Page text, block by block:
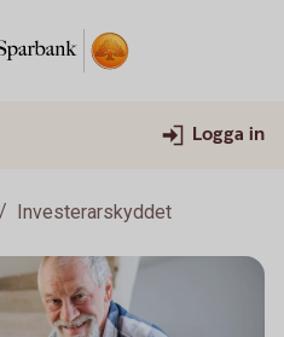
Logga in
Investerarskyddet